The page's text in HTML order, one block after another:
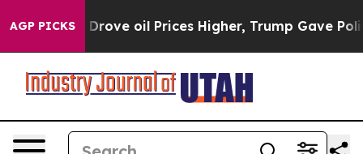
AGP PICKS
Drove oil Prices Higher, Trump Gave Politically